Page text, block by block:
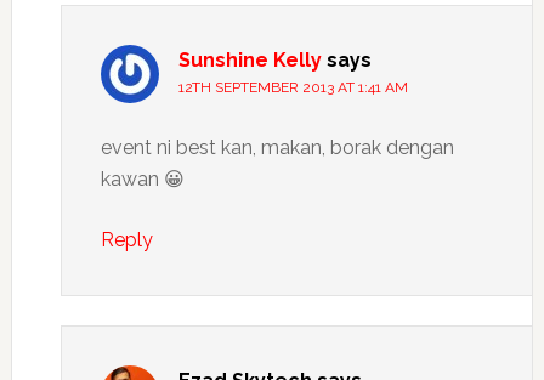
Sunshine Kelly says
12TH SEPTEMBER 2013 AT 1:41 AM
event ni best kan, makan, borak dengan
kawan 😀
Reply